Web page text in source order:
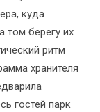
куда
том берегу их
ритм
хранителя
гостей парк